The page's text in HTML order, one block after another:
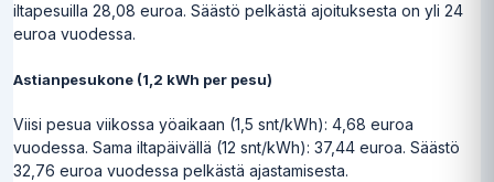
iltapesuilla 28,08 euroa. Säästö pelkästä ajoituksesta on yli 24
euroa vuodessa.
Astianpesukone (1,2 kWh per pesu)
Viisi pesua viikossa yöaikaan (1,5 snt/kWh): 4,68 euroa
vuodessa. Sama iltapäivällä (12 snt/kWh): 37,44 euroa. Säästö
32,76 euroa vuodessa pelkästä ajastamisesta.